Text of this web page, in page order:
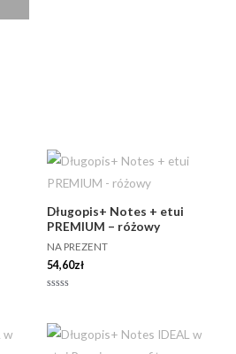
Długopis+ Notes + etui
PREMIUM – różowy
NA PREZENT
54,60zł
5